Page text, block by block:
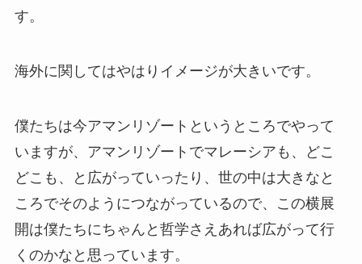
す。
海外に関してはやはりイメージが大きいです。
僕たちは今アマンリゾートというところでやって
いますが、アマンリゾートでマレーシアも、どこ
どこも、と広がっていったり、世の中は大きなと
ころでそのようにつながっているので、この横展
開は僕たちにちゃんと哲学さえあれば広がって行
くのかなと思っています。